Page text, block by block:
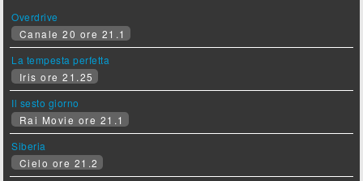
Overdrive
Canale 20 ore 21.1
La tempesta perfetta
Iris ore 21.25
Il sesto giorno
Rai Movie ore 21.1
Siberia
Cielo ore 21.2